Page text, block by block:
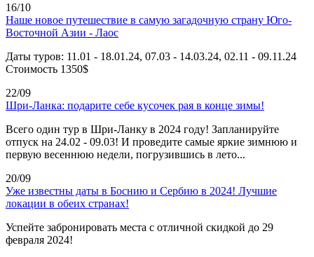
16/10
Наше новое путешествие в самую загадочную страну Юго-
Восточной Азии - Лаос
Даты туров: 11.01 - 18.01.24, 07.03 - 14.03.24, 02.11 - 09.11.24
Стоимость 1350$
22/09
Шри-Ланка: подарите себе кусочек рая в конце зимы!
Всего один тур в Шри-Ланку в 2024 году! Запланируйте
отпуск на 24.02 - 09.03! И проведите самые яркие зимнюю и
первую весеннюю недели, погрузившись в лето...
20/09
Уже известны даты в Боснию и Сербию в 2024! Лучшие
локации в обеих странах!
Успейте забронировать места с отличной скидкой до 29
февраля 2024!